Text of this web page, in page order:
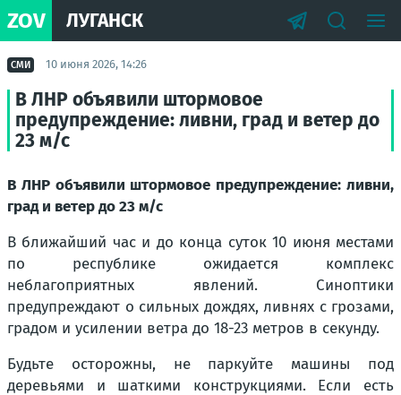
ZOV ЛУГАНСК
СМИ 10 июня 2026, 14:26
В ЛНР объявили штормовое
предупреждение: ливни, град и ветер до
23 м/с
В ЛНР объявили штормовое предупреждение: ливни,
град и ветер до 23 м/с
В ближайший час и до конца суток 10 июня местами
по республике ожидается комплекс
неблагоприятных явлений. Синоптики
предупреждают о сильных дождях, ливнях с грозами,
градом и усилении ветра до 18-23 метров в секунду.
Будьте осторожны, не паркуйте машины под
деревьями и шаткими конструкциями. Если есть